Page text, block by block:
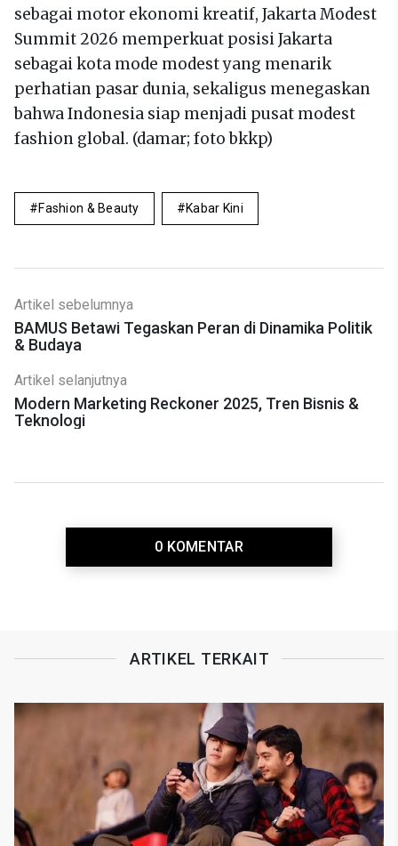
sebagai motor ekonomi kreatif, Jakarta Modest
Summit 2026 memperkuat posisi Jakarta
sebagai kota mode modest yang menarik
perhatian pasar dunia, sekaligus menegaskan
bahwa Indonesia siap menjadi pusat modest
fashion global. (damar; foto bkkp)
Fashion & Beauty Kabar Kini
Artikel sebelumnya
BAMUS Betawi Tegaskan Peran di Dinamika Politik
& Budaya
Artikel selanjutnya
Modern Marketing Reckoner 2025, Tren Bisnis &
Teknologi
0 KOMENTAR
ARTIKEL TERKAIT